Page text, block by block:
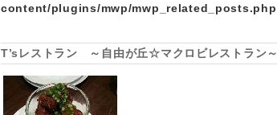
content/plugins/mwp/mwp_related_posts.php
T’sレストラン ～自由が丘☆マクロビレストラン～